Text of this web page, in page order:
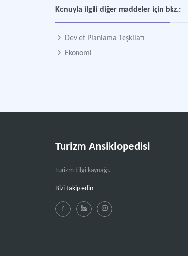
Konuyla ilgili diğer maddeler için bkz.:
Devlet Planlama Teşkilatı
Ekonomi
Turizm Ansiklopedisi
Turizm bilgi kaynağı.
Bizi takip edin: